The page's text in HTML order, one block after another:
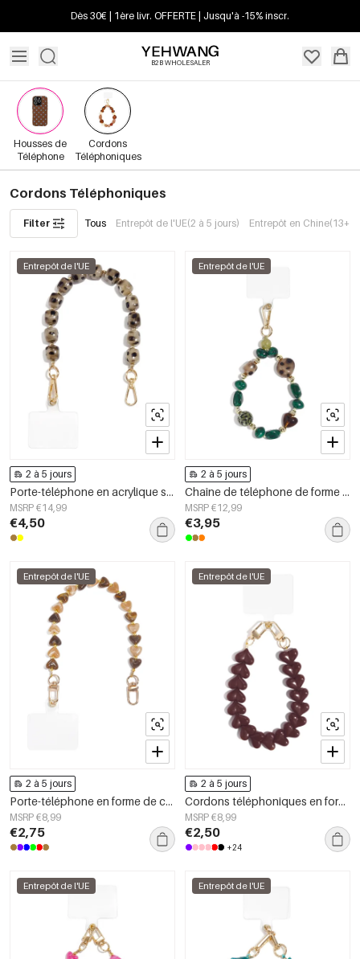
Dès 30€ | 1ère livr. OFFERTE | Jusqu'à -15% inscr.
B2B WHOLESALER
Housses de
Téléphone
Cordons
Téléphoniques
Cordons Téléphoniques
Filter Tous Entrepôt de l'UE(2 à 5 jours) Entrepôt en Chine(13+
Entrepôt de l'UE
2 à 5 jours
Porte-téléphone en acrylique simple, forme géométrique, accessoire du quotidien
MSRP €14,99
€4,50
Entrepôt de l'UE
2 à 5 jours
Chaîne de téléphone de forme irrégulière, simple, en acrylique, accessoire du quotidien
MSRP €12,99
€3,95
Entrepôt de l'UE
2 à 5 jours
Porte-téléphone en forme de cœur, simple, en acrylique, accessoire du quotidien
MSRP €8,99
€2,75
Entrepôt de l'UE
2 à 5 jours
Cordons téléphoniques en forme de cœur
MSRP €8,99
€2,50
+24
Entrepôt de l'UE Entrepôt de l'UE